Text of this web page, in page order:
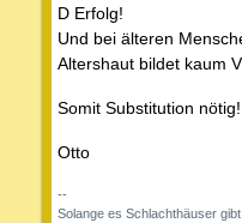
D Erfolg!
Und bei älteren
Altershaut bildet kaum
Somit Substitution nötig!
Otto
--
Solange es Schlachthäuser